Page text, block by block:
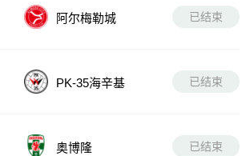
阿尔梅勒城 已结束
PK-35海辛基 已结束
奥博隆 已结束